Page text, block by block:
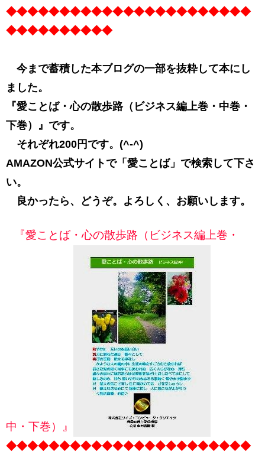
◆◆◆◆◆◆◆◆◆◆◆◆◆◆◆◆◆◆◆◆◆◆◆
◆◆◆◆◆◆◆◆◆◆
今まで蓄積した本ブログの一部を抜粋して本にし
ました。
『愛ことば・心の散歩路（ビジネス編上巻・中巻・
下巻）』です。
それぞれ200円です。(^-^)
AMAZON公式サイトで「愛ことば」で検索して下さ
い。
良かったら、どうぞ。よろしく、お願いします。
『愛ことば・心の散歩路（ビジネス編上巻・
中・下巻）』
◆◆◆◆◆◆◆◆◆◆◆◆◆◆◆◆◆◆◆◆◆◆◆